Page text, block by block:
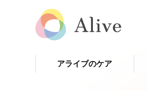
アライブのケア